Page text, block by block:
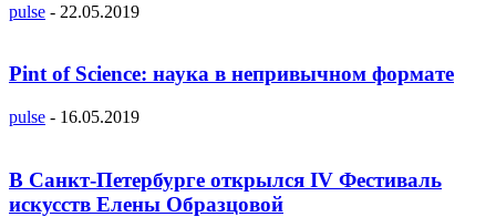
pulse - 22.05.2019
Pint of Science: наука в непривычном формате
pulse - 16.05.2019
В Санкт-Петербурге открылся IV Фестиваль
искусств Елены Образцовой